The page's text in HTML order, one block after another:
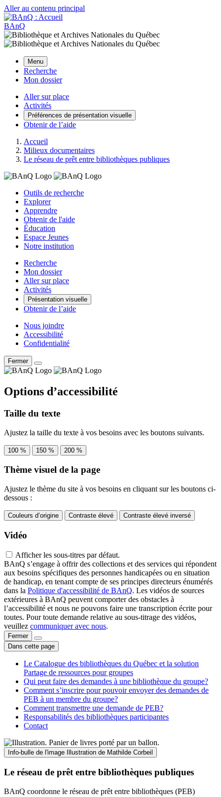
Aller au contenu principal
BAnQ
Menu
Recherche
Mon dossier
Aller sur place
Activités
Préférences de présentation visuelle
Obtenir de l’aide
Accueil
Milieux documentaires
Le réseau de prêt entre bibliothèques publiques
Outils de recherche
Explorer
Apprendre
Obtenir de l'aide
Éducation
Espace Jeunes
Notre institution
Recherche
Mon dossier
Aller sur place
Activités
Présentation visuelle
Obtenir de l’aide
Nous joindre
Accessibilité
Confidentialité
Fermer
Options d’accessibilité
Taille du texte
Ajustez la taille du texte à vos besoins avec les boutons suivants.
100 % 150 % 200 %
Thème visuel de la page
Ajustez le thème du site à vos besoins en cliquant sur les boutons ci-
dessous :
Couleurs d’origine Contraste élevé Contraste élevé inversé
Vidéo
Afficher les sous-titres par défaut.
BAnQ s’engage à offrir des collections et des services qui répondent
aux besoins spécifiques des personnes handicapées ou en situation
de handicap, en tenant compte de ses principes directeurs énumérés
dans la Politique d'accessibilité de BAnQ. Les vidéos de sources
extérieures à BAnQ peuvent comporter des obstacles à
l’accessibilité et nous ne pouvons faire une transcription écrite pour
toutes. Pour toute demande relative au sous-titrage des vidéos,
veuillez communiquer avec nous.
Fermer
Dans cette page
Le Catalogue des bibliothèques du Québec et la solution
Partage de ressources pour groupes
Qui peut faire des demandes à une bibliothèque du groupe?
Comment s’inscrire pour pouvoir envoyer des demandes de
PEB à un membre du groupe?
Comment transmettre une demande de PEB?
Responsabilités des bibliothèques participantes
Contact
Info-bulle de l'image Illustration de Mathilde Corbeil
Le réseau de prêt entre bibliothèques publiques
BAnQ coordonne le réseau de prêt entre bibliothèques (PEB)